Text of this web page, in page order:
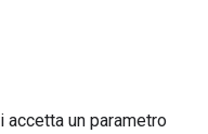
accetta un parametro